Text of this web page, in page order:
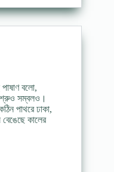
বলো,
সম্বলও।
পাথরে ঢাকা,
কালের